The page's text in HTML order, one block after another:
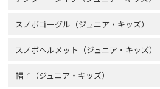
スノボゴーグル（ジュニア・キッズ）
スノボヘルメット（ジュニア・キッズ）
帽子（ジュニア・キッズ）